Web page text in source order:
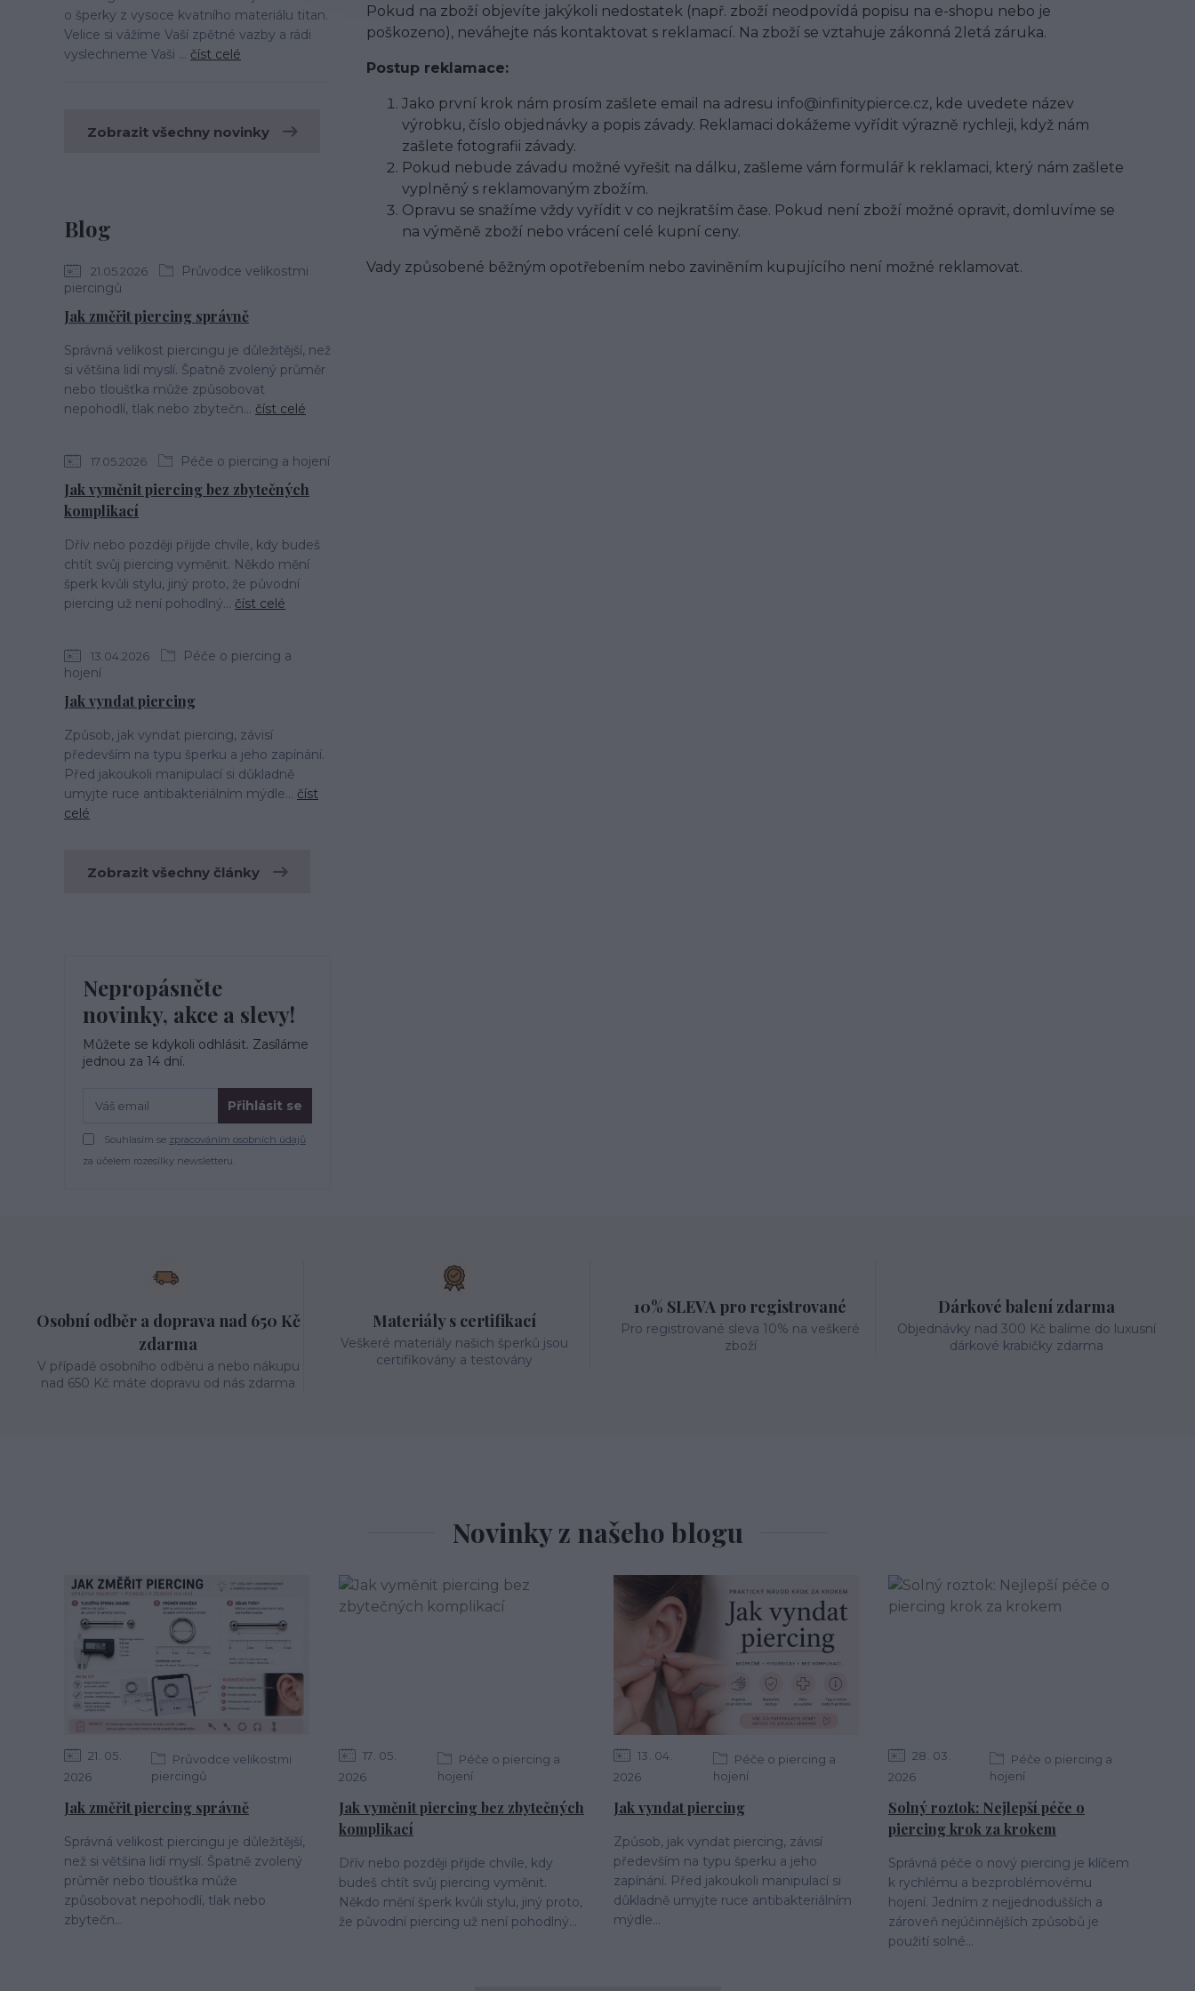
o šperky z vysoce kvatního materiálu titan.
Velice si vážíme Vaší zpětné vazby a rádi
vyslechneme Vaši ... číst celé
Zobrazit všechny novinky
Blog
21.05.2026
Průvodce velikostmi
piercingů
Jak změřit piercing správně
Správná velikost piercingu je důležitější, než
si většina lidí myslí. Špatně zvolený průměr
nebo tloušťka může způsobovat
nepohodlí, tlak nebo zbytečn... číst celé
17.05.2026 Péče o piercing a hojení
Jak vyměnit piercing bez zbytečných
komplikací
Dřív nebo později přijde chvíle, kdy budeš
chtít svůj piercing vyměnit. Někdo mění
šperk kvůli stylu, jiný proto, že původní
piercing už není pohodlný... číst celé
13.04.2026
Péče o piercing a
hojení
Jak vyndat piercing
Způsob, jak vyndat piercing, závisí
především na typu šperku a jeho zapínání.
Před jakoukoli manipulací si důkladně
umyjte ruce antibakteriálním mýdle... číst
celé
Zobrazit všechny články
Nepropásněte
novinky, akce a slevy!
Můžete se kdykoli odhlásit. Zasíláme
jednou za 14 dní.
Přihlásit se
Souhlasím se zpracováním osobních údajů
za účelem rozesílky newsletteru.
Pokud na zboží objevíte jakýkoli nedostatek (např. zboží neodpovídá popisu na e-shopu nebo je
poškozeno), neváhejte nás kontaktovat s reklamací. Na zboží se vztahuje zákonná 2letá záruka.
Postup reklamace:
Jako první krok nám prosím zašlete email na adresu info@infinitypierce.cz, kde uvedete název
výrobku, číslo objednávky a popis závady. Reklamaci dokážeme vyřídit výrazně rychleji, když nám
zašlete fotografii závady.
Pokud nebude závadu možné vyřešit na dálku, zašleme vám formulář k reklamaci, který nám zašlete
vyplněný s reklamovaným zbožím.
Opravu se snažíme vždy vyřídit v co nejkratším čase. Pokud není zboží možné opravit, domluvíme se
na výměně zboží nebo vrácení celé kupní ceny.
Vady způsobené běžným opotřebením nebo zaviněním kupujícího není možné reklamovat.
Osobní odběr a doprava nad 650 Kč
zdarma
V případě osobního odběru a nebo nákupu
nad 650 Kč máte dopravu od nás zdarma
Materiály s certifikací
Veškeré materiály našich šperků jsou
certifikovány a testovány
10% SLEVA pro registrované
Pro registrované sleva 10% na veškeré
zboží
Dárkové balení zdarma
Objednávky nad 300 Kč balíme do luxusní
dárkové krabičky zdarma
Novinky z našeho blogu
21 05
2026
Průvodce velikostmi
piercingů
Jak změřit piercing správně
Správná velikost piercingu je důležitější,
než si většina lidí myslí. Špatně zvolený
průměr nebo tloušťka může
způsobovat nepohodlí, tlak nebo
zbytečn...
17 05
2026
Péče o piercing a
hojení
Jak vyměnit piercing bez zbytečných
komplikací
Dřív nebo později přijde chvíle, kdy
budeš chtít svůj piercing vyměnit.
Někdo mění šperk kvůli stylu, jiný proto,
že původní piercing už není pohodlný...
13 04
2026
Péče o piercing a
hojení
Jak vyndat piercing
Způsob, jak vyndat piercing, závisí
především na typu šperku a jeho
zapínání. Před jakoukoli manipulací si
důkladně umyjte ruce antibakteriálním
mýdle...
28 03
2026
Péče o piercing a
hojení
Solný roztok: Nejlepší péče o
piercing krok za krokem
Správná péče o nový piercing je klíčem
k rychlému a bezproblémovému
hojení. Jedním z nejjednodušších a
zároveň nejúčinnějších způsobů je
použití solné...